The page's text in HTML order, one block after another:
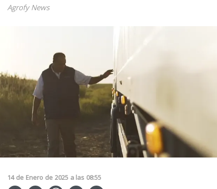
Agrofy News
14 de Enero de 2025 a las 08:55